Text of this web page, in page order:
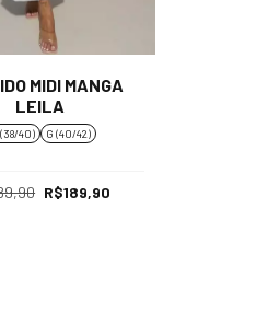
MIDI MANGA
LEILA
40) G (40/42)
R$189,90